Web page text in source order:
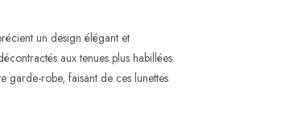
un design élégant et
aux tenues plus habillées.
garde-robe, faisant de ces lunettes